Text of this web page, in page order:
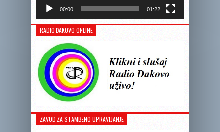
00:00 01:22
RADIO ĐAKOVO ONLINE
ZAVOD ZA STAMBENO UPRAVLJANJE